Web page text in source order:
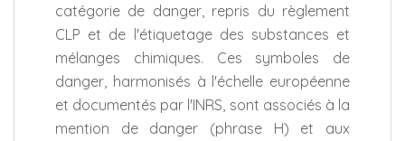
catégorie de danger, repris du règlement
CLP et de l'étiquetage des substances et
mélanges chimiques. Ces symboles de
danger, harmonisés à l'échelle européenne
et documentés par l'INRS, sont associés à la
mention de danger (phrase H) et aux